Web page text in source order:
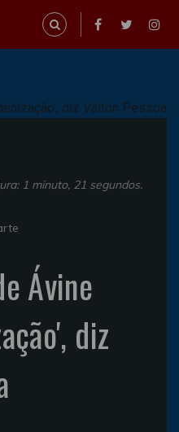
1 minuto, 21 segundos.
Ávine
diz